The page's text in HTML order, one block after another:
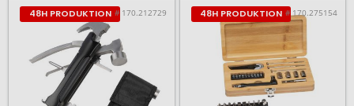
48H PRODUKTION # 170.212729 48H PRODUKTION # 170.275154